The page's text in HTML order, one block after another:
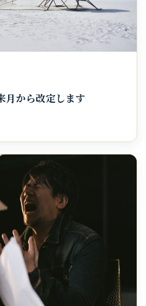
月から改定します